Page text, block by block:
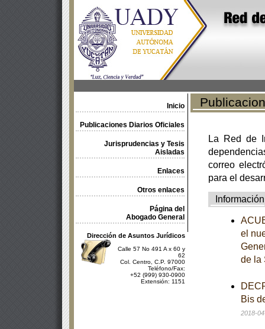
Inicio
Publicaciones Diarios Oficiales
Jurisprudencias y Tesis
Aisladas
Enlaces
Otros enlaces
Página del
Abogado General
Dirección de Asuntos Jurídicos
Calle 57 No 491 A x 60 y
62
Col. Centro, C.P. 97000
Teléfono/Fax:
+52 (999) 930-0900
Extensión: 1151
La Red de
correo
para el
Información
el
de la
Bis
2018-